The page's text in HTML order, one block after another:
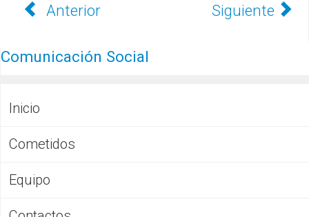
Anterior Siguiente
Comunicación Social
Inicio
Cometidos
Equipo